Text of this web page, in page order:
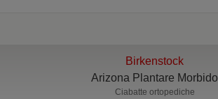
Birkenstock
Arizona Plantare Morbido
Ciabatte ortopediche